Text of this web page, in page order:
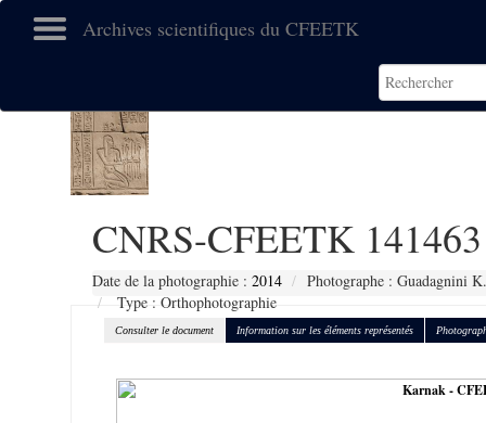
Archives scientifiques du CFEETK
CNRS-CFEETK 141463
Date de la photographie : 2014
Photographe : Guadagnini K.
Type : Orthophotographie
Consulter le document Information sur les éléments représentés